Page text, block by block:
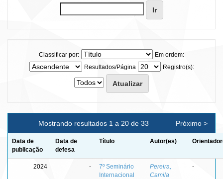
Classificar por:
Em ordem:
Resultados/Página
Registro(s):
Mostrando resultados 1 a 20 de 33 Próximo >
Data de
publicação
Data de
defesa
Título Autor(es)
2024 -
7º Seminário
Internacional
Pereira,
Camila
-